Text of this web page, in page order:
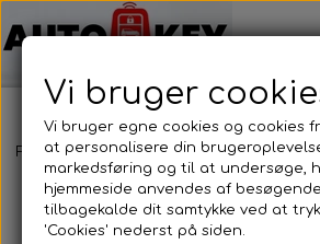
Forside Motorcykel nøgler Kawasaki
Vi bruger
Vi bruger egne cookies og cookies
at personalisere din
markedsføring og til at undersøge,
hjemmeside anvendes af
tilbagekalde dit samtykke ved at
'Cookies' nederst på siden.